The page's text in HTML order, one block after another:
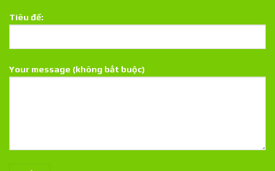
Tiêu đề:
Your message (không bắt buộc)